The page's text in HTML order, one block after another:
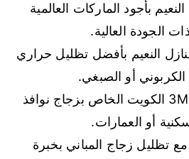
بأجود الماركات العالمية
الجودة العالية.
النعيم بأفضل تظليل حراري
أو الصبغي.
تأمين تظليل حراري 3M الكويت الخاص بزجاج نوافذ
أو العمارات.
تظليل زجاج المباني بخبرة